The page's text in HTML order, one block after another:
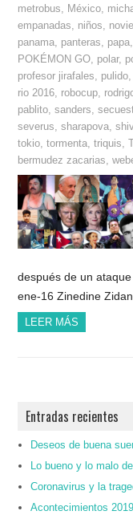
metrobus
México
empanadas
niños
panama panteras papa
POKÉMON GO polar,
profesor jirafales
pulido
rio 2016 robocup
pablito ,sanders ,
severus ,sharapova ,
tokio ,tormenta ,triquis ,
bermudez zacarias ,
después de un
ene-16 Zinedine
LEER MÁS
Entradas recientes
Deseos de buena
Lo bueno y lo malo
Coronavirus y la
Acontecimientos 2019